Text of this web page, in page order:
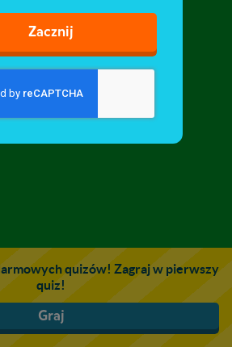
quizów! Zagraj w pierwszy
quiz!
Graj
Zacznij